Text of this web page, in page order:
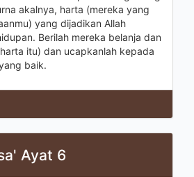
akalnya, harta (mereka yang
yang dijadikan Allah
Berilah mereka belanja dan
itu) dan ucapkanlah kepada
baik.
Ayat 6